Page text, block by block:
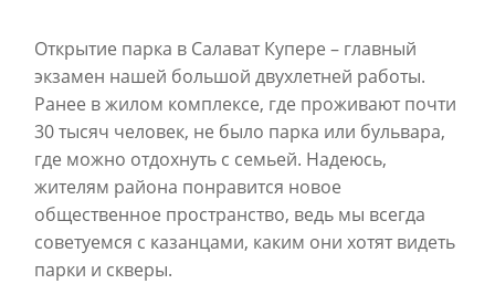
Открытие парка в Салават Купере – главный
экзамен нашей большой двухлетней работы.
Ранее в жилом комплексе, где проживают почти
30 тысяч человек, не было парка или бульвара,
где можно отдохнуть с семьей. Надеюсь,
жителям района понравится новое
общественное пространство, ведь мы всегда
советуемся с казанцами, каким они хотят видеть
парки и скверы.